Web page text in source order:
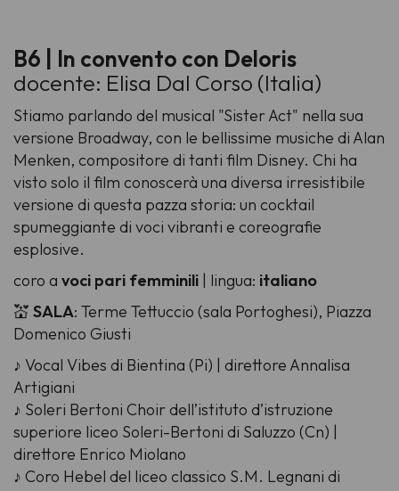
B6 | In convento con Deloris
docente: Elisa Dal Corso (Italia)
Stiamo parlando del musical "Sister Act" nella sua
versione Broadway, con le bellissime musiche di Alan
Menken, compositore di tanti film Disney. Chi ha
visto solo il film conoscerà una diversa irresistibile
versione di questa pazza storia: un cocktail
spumeggiante di voci vibranti e coreografie
esplosive.
coro a voci pari femminili | lingua: italiano
💒 SALA: Terme Tettuccio (sala Portoghesi), Piazza
Domenico Giusti
♪ Vocal Vibes di Bientina (Pi) | direttore Annalisa
Artigiani
♪ Soleri Bertoni Choir dell’istituto d’istruzione
superiore liceo Soleri-Bertoni di Saluzzo (Cn) |
direttore Enrico Miolano
♪ Coro Hebel del liceo classico S.M. Legnani di